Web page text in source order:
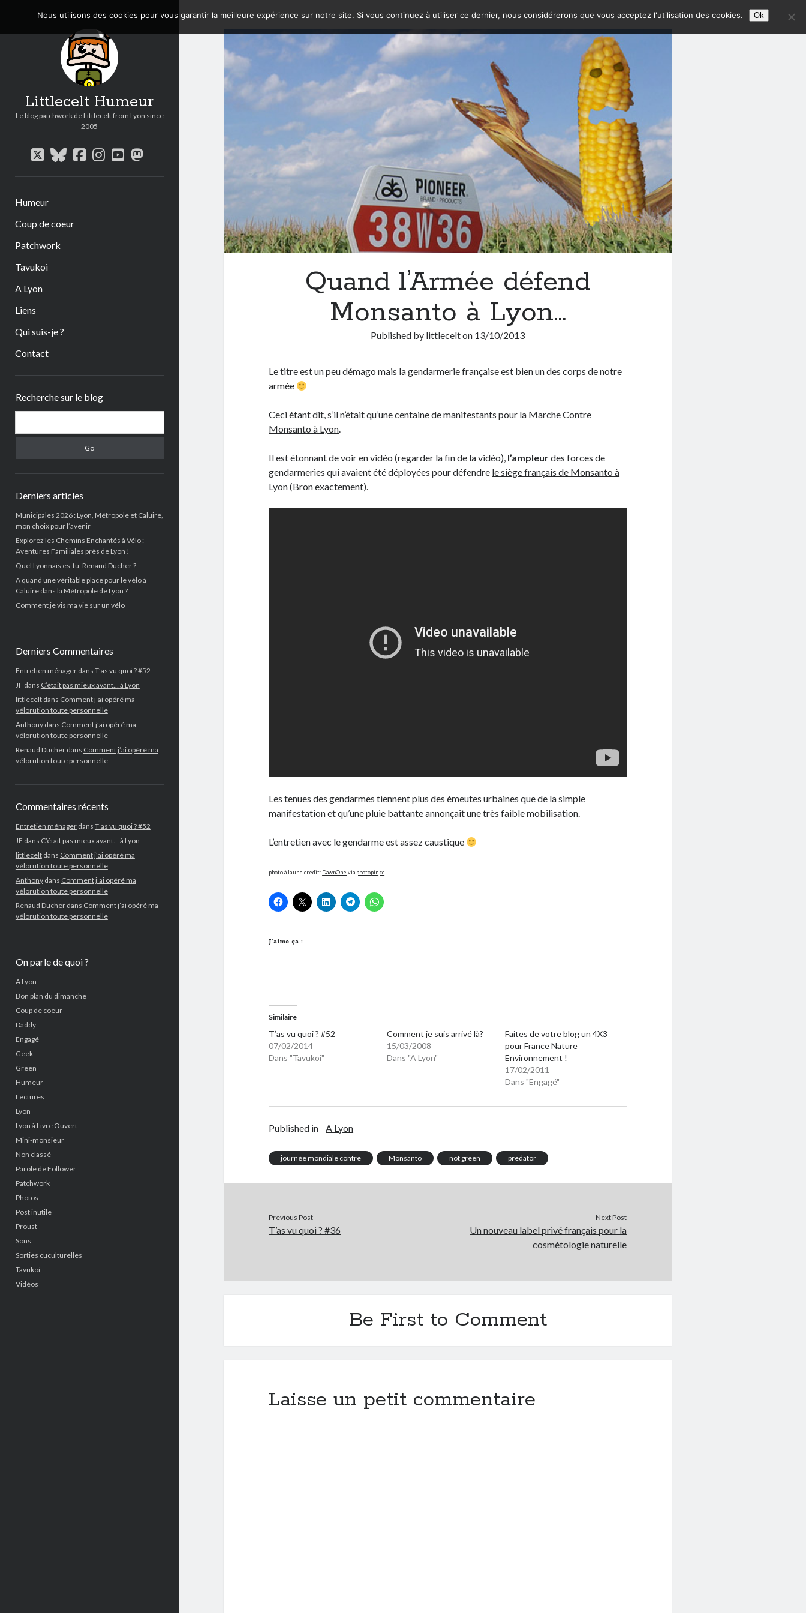
Littlecelt Humeur
Le blog patchwork de Littlecelt from Lyon since
2005
twitterbluesky
facebook
instagram
youtube
mastodon
Humeur
Coup de coeur
Patchwork
Tavukoi
A Lyon
Liens
Qui suis-je ?
Contact
Recherche sur le blog
Derniers articles
Municipales 2026 : Lyon, Métropole et Caluire,
mon choix pour l’avenir
Explorez les Chemins Enchantés à Vélo :
Aventures Familiales près de Lyon !
Quel Lyonnais es-tu, Renaud Ducher ?
A quand une véritable place pour le vélo à
Caluire dans la Métropole de Lyon ?
Comment je vis ma vie sur un vélo
Derniers Commentaires
Entretien ménagerdans T’as vu quoi ? #52
JF dans C’était pas mieux avant… à Lyon
littleceltdans Comment j’ai opéré ma
vélorution toute personnelle
Anthonydans Comment j’ai opéré ma
vélorution toute personnelle
Renaud Ducherdans Comment j’ai opéré ma
vélorution toute personnelle
Commentaires récents
Entretien ménagerdans T’as vu quoi ? #52
JF dans C’était pas mieux avant… à Lyon
littleceltdans Comment j’ai opéré ma
vélorution toute personnelle
Anthonydans Comment j’ai opéré ma
vélorution toute personnelle
Renaud Ducherdans Comment j’ai opéré ma
vélorution toute personnelle
On parle de quoi ?
A Lyon
Bon plan du dimanche
Coup de coeur
Daddy
Engagé
Geek
Green
Humeur
Lectures
Lyon
Lyon à Livre Ouvert
Mini-monsieur
Non classé
Parole de Follower
Patchwork
Photos
Post inutile
Proust
Sons
Sorties cuculturelles
Tavukoi
Vidéos
Quand l’Armée défend
Monsanto à Lyon…
Published by littlecelton 13/10/2013
Le titre est un peu démago mais la gendarmerie française est bien un des corps de notre
armée
Ceci étant dit, s’il n’étaitqu’une centaine de manifestants pour la Marche Contre
Monsanto à Lyon.
Il est étonnant de voir en vidéo (regarder la fin de la vidéo), l’ampleurdes forces de
gendarmeries qui avaient été déployées pour défendre le siège français de Monsanto à
Lyon(Bron exactement).
Les tenues des gendarmes tiennent plus des émeutes urbaines que de la simple
manifestation et qu’une pluie battante annonçait une très faible mobilisation.
L’entretien avec le gendarme est assez caustique
photo à la une credit: DawnOne via photopincc
J’aime ça :
Similaire
T’as vu quoi ? #52
07/02/2014
Dans "Tavukoi"
Comment je suis arrivé là?
15/03/2008
Dans "A Lyon"
Faites de votre blog un 4X3
pour France Nature
Environnement !
17/02/2011
Dans "Engagé"
Published in A Lyon
journée mondiale contre Monsanto not green predator
Previous Post
T’as vu quoi ? #36
Next Post
Un nouveau label privé français pour la
cosmétologie naturelle
Be First to Comment
Laisse un petit commentaire
Nous utilisons des cookies pour vous garantir la meilleure expérience sur notre site. Si vous continuez à utiliser ce dernier, nous considérerons que vous acceptez l'utilisation des cookies. Ok